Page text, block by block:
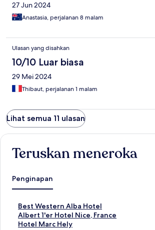
27 Jun 2024
Anastasia, perjalanan 8 malam
Ulasan yang disahkan
10/10 Luar biasa
29 Mei 2024
Thibaut, perjalanan 1 malam
Lihat semua 11 ulasan
Teruskan meneroka
Penginapan
Best Western Alba Hotel
P
a
u
Albert 1'er Hotel Nice, France
P
a
Hotel Marc Hely
P